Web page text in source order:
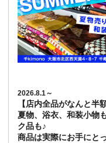
2026.8.1～
【店内全品がなんと半
夏物、浴衣、和装小物
ク品も♪
商品は実際にお手にと